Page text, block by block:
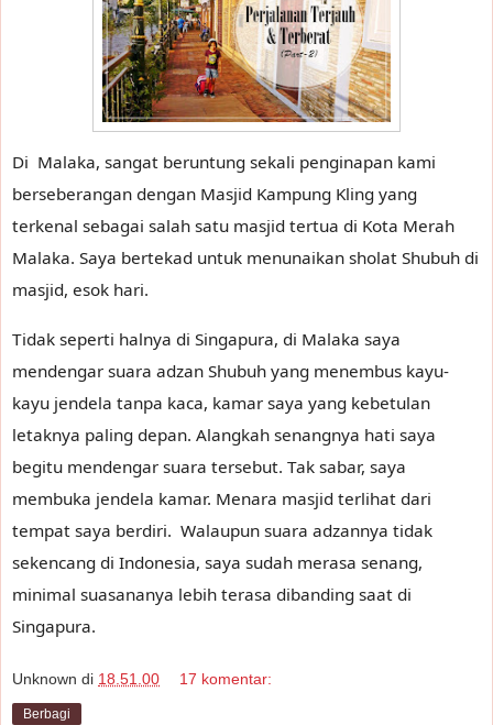
Di Malaka, sangat beruntung sekali penginapan kami
berseberangan dengan Masjid Kampung Kling yang
terkenal sebagai salah satu masjid tertua di Kota Merah
Malaka. Saya bertekad untuk menunaikan sholat Shubuh di
masjid, esok hari.
Tidak seperti halnya di Singapura, di Malaka saya
mendengar suara adzan Shubuh yang menembus kayu-
kayu jendela tanpa kaca, kamar saya yang kebetulan
letaknya paling depan. Alangkah senangnya hati saya
begitu mendengar suara tersebut. Tak sabar, saya
membuka jendela kamar. Menara masjid terlihat dari
tempat saya berdiri. Walaupun suara adzannya tidak
sekencang di Indonesia, saya sudah merasa senang,
minimal suasananya lebih terasa dibanding saat di
Singapura.
Unknown di 18.51.00 17 komentar:
Berbagi